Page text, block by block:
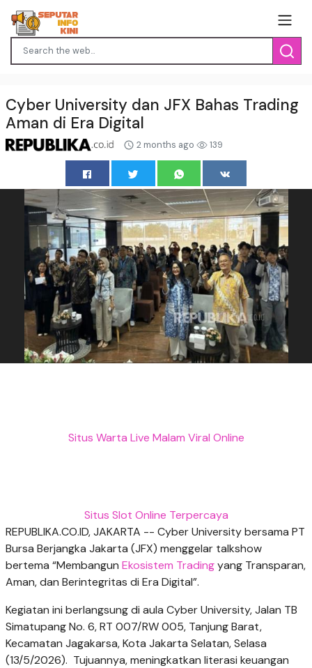
Cyber University dan JFX Bahas Trading
Aman di Era Digital
2 months ago 139
Situs Warta Live Malam Viral Online
Situs Slot Online Terpercaya
REPUBLIKA.CO.ID, JAKARTA -- Cyber University bersama PT
Bursa Berjangka Jakarta (JFX) menggelar talkshow
bertema “Membangun Ekosistem Tradingyang Transparan,
Aman, dan Berintegritas di Era Digital”.
Kegiatan ini berlangsung di aula Cyber University, Jalan TB
Simatupang No. 6, RT 007/RW 005, Tanjung Barat,
Kecamatan Jagakarsa, Kota Jakarta Selatan, Selasa
(13/5/2026). Tujuannya, meningkatkan literasi keuangan